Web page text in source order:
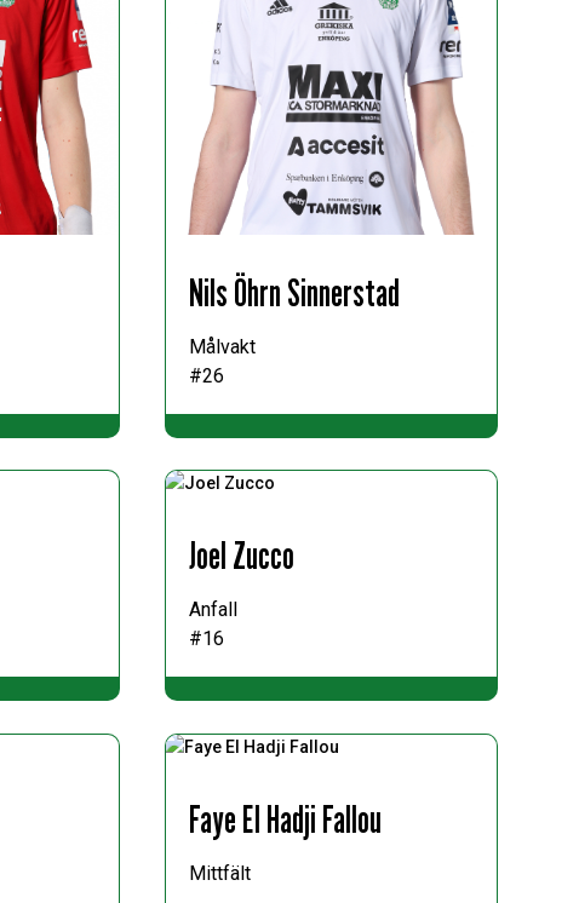
Nils Öhrn Sinnerstad
Målvakt
#26
Joel Zucco
Anfall
#16
Faye El Hadji Fallou
Mittfält